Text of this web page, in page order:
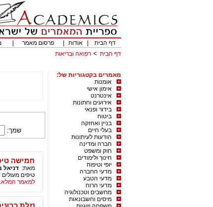
דף הבית
אודות פרסום מאמר
דף הבית
רפואה ובריאות
מאמרים בקטגוריות של:
אומנות
אימון אישי
אינטרנט
אירועים וחתונות
בידור ופנאי
ביטוח
בניין ואחזקה
בעלי חיים
הודעות לעיתונות
חברה ומדינה
חוק ומשפט
חינוך ולימודים
יופי וטיפוח
מדעי החברה
מדעי הטבע
מדעי הרוח
מחשבים וטכנולוגיה
מיסים וחשבונאות
שמך:
חמישה
מאת: דניאל
טיפים
למאמר
נזלת